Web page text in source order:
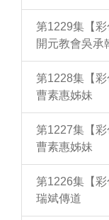
第1229集【
開元教會吳承
第1228集【
曹素惠姊妹
第1227集【
曹素惠姊妹
第1226集【
瑞斌傳道